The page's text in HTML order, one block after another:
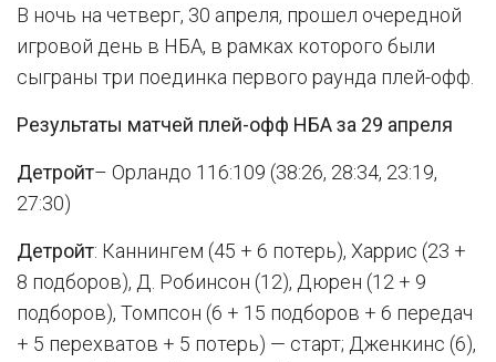
В ночь на четверг, 30 апреля, прошел очередной
игровой день в НБА, в рамках которого были
сыграны три поединка первого раунда плей-офф.
Результаты матчей плей-офф НБА за 29 апреля
Детройт– Орландо 116:109 (38:26, 28:34, 23:19,
27:30)
Детройт: Каннингем (45 + 6 потерь), Харрис (23 +
8 подборов), Д. Робинсон (12), Дюрен (12 + 9
подборов), Томпсон (6 + 15 подборов + 6 передач
+ 5 перехватов + 5 потерь) — старт; Дженкинс (6),